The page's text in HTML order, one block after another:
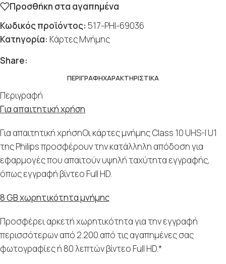
Προσθήκη στα αγαπημένα
Κωδικός προϊόντος: 517-PHI-69036
Κατηγορία: Κάρτες Μνήμης
Share:
ΠΕΡΙΓΡΑΦΉΧΑΡΑΚΤΗΡΙΣΤΙΚΆ
Περιγραφή
Για απαιτητική χρήση
Για απαιτητική χρήσηΟι κάρτες μνήμης Class 10 UHS-I U1
της Philips προσφέρουν την κατάλληλη απόδοση για
εφαρμογές που απαιτούν υψηλή ταχύτητα εγγραφής,
όπως εγγραφή βίντεο Full HD.
8 GB χωρητικότητα μνήμης
Προσφέρει αρκετή χωρητικότητα για την εγγραφή
περισσότερων από 2.200 από τις αγαπημένες σας
φωτογραφίες ή 80 λεπτών βίντεο Full HD.*